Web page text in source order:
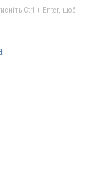
Ctrl + Enter, щоб